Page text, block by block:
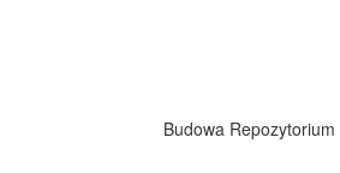
Budowa